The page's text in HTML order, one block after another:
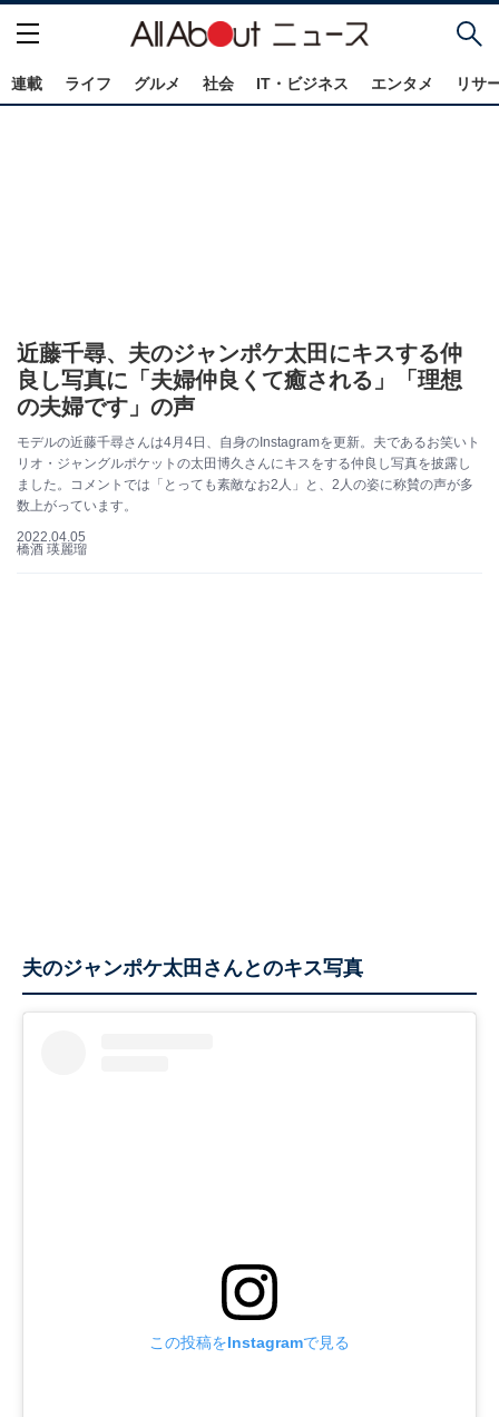
連載 ライフ グルメ 社会 IT・ビジネス エンタメ リサ
近藤千尋、夫のジャンポケ太田にキスする仲
良し写真に「夫婦仲良くて癒される」「理想
の夫婦です」の声
モデルの近藤千尋さんは4月4日、自身のInstagramを更新。夫であるお笑いト
リオ・ジャングルポケットの太田博久さんにキスをする仲良し写真を披露し
ました。コメントでは「とっても素敵なお2人」と、2人の姿に称賛の声が多
数上がっています。
2022.04.05
橋酒 瑛麗瑠
夫のジャンポケ太田さんとのキス写真
この投稿をInstagramで見る